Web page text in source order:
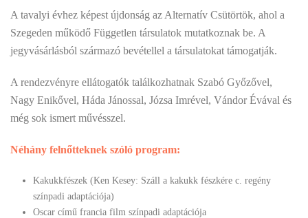
A tavalyi évhez képest újdonság az Alternatív Csütörtök, ahol a
Szegeden működő Független társulatok mutatkoznak be. A
jegyvásárlásból származó bevétellel a társulatokat támogatják.
A rendezvényre ellátogatók találkozhatnak Szabó Győzővel,
Nagy Enikővel, Háda Jánossal, Józsa Imrével, Vándor Évával és
még sok ismert művésszel.
Néhány felnőtteknek szóló program:
Kakukkfészek (Ken Kesey: Száll a kakukk fészkére c. regény
színpadi adaptációja)
Oscar című francia film színpadi adaptációja